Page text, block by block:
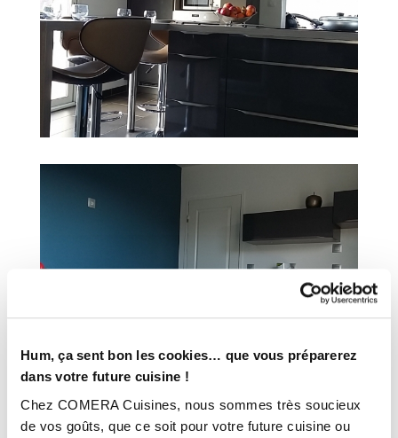
Hum, ça sent bon les cookies… que vous préparerez
dans votre future cuisine !
Chez COMERA Cuisines, nous sommes très soucieux
de vos goûts, que ce soit pour votre future cuisine ou